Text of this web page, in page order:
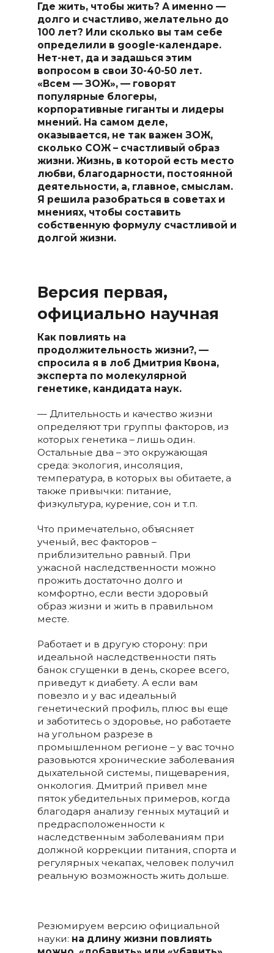
Где жить, чтобы жить? А именно —
долго и счастливо, желательно до
100 лет? Или сколько вы там себе
определили в google-календаре.
Нет-нет, да и задашься этим
вопросом в свои 30-40-50 лет.
«Всем — ЗОЖ», — говорят
популярные блогеры,
корпоративные гиганты и лидеры
мнений. На самом деле,
оказывается, не так важен ЗОЖ,
сколько СОЖ – счастливый образ
жизни. Жизнь, в которой есть место
любви, благодарности, постоянной
деятельности, а, главное, смыслам.
Я решила разобраться в советах и
мнениях, чтобы составить
собственную формулу счастливой и
долгой жизни.
Версия первая,
официально научная
Как повлиять на
продолжительность жизни?, —
спросила я в лоб Дмитрия Квона,
эксперта по молекулярной
генетике, кандидата наук.
— Длительность и качество жизни
определяют три группы факторов, из
которых генетика – лишь один.
Остальные два – это окружающая
среда: экология, инсоляция,
температура, в которых вы обитаете, а
также привычки: питание,
физкультура, курение, сон и т.п.
Что примечательно, объясняет
ученый, вес факторов –
приблизительно равный. При
ужасной наследственности можно
прожить достаточно долго и
комфортно, если вести здоровый
образ жизни и жить в правильном
месте.
Работает и в другую сторону: при
идеальной наследственности пять
банок сгущенки в день, скорее всего,
приведут к диабету. А если вам
повезло и у вас идеальный
генетический профиль, плюс вы еще
и заботитесь о здоровье, но работаете
на угольном разрезе в
промышленном регионе – у вас точно
разовьются хронические заболевания
дыхательной системы, пищеварения,
онкология. Дмитрий привел мне
пяток убедительных примеров, когда
благодаря анализу генных мутаций и
предрасположенности к
наследственным заболеваниям при
должной коррекции питания, спорта и
регулярных чекапах, человек получил
реальную возможность жить дольше.
Резюмируем версию официальной
науки: на длину жизни повлиять